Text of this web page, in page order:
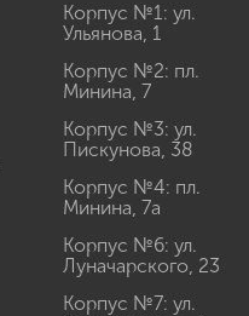
Корпус №1: ул.
Ульянова, 1
Корпус №2: пл.
Минина, 7
Корпус №3: ул.
Пискунова, 38
Корпус №4: пл.
Минина, 7а
Корпус №6: ул.
Луначарского, 23
Корпус №7: ул.